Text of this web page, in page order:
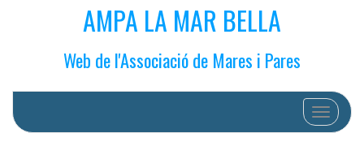
AMPA LA MAR BELLA
Web de l'Associació de Mares i Pares
Cambiar